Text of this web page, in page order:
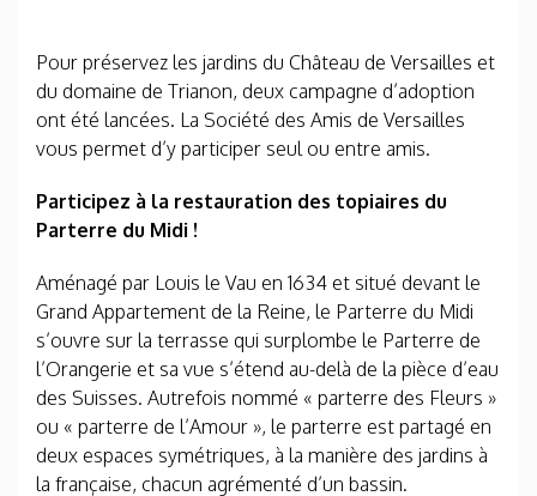
Pour préservez les jardins du Château de Versailles et
du domaine de Trianon, deux campagne d’adoption
ont été lancées. La Société des Amis de Versailles
vous permet d’y participer seul ou entre amis.
Participez à la restauration des topiaires du
Parterre du Midi !
Aménagé par Louis le Vau en 1634 et situé devant le
Grand Appartement de la Reine, le Parterre du Midi
s’ouvre sur la terrasse qui surplombe le Parterre de
l’Orangerie et sa vue s’étend au-delà de la pièce d’eau
des Suisses. Autrefois nommé « parterre des Fleurs »
ou « parterre de l’Amour », le parterre est partagé en
deux espaces symétriques, à la manière des jardins à
la française, chacun agrémenté d’un bassin.